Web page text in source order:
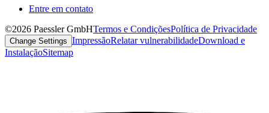
Entre em contato
©2026 Paessler GmbHTermos e CondiçõesPolítica de Privacidade
Change Settings ImpressãoRelatar vulnerabilidadeDownload e
InstalaçãoSitemap